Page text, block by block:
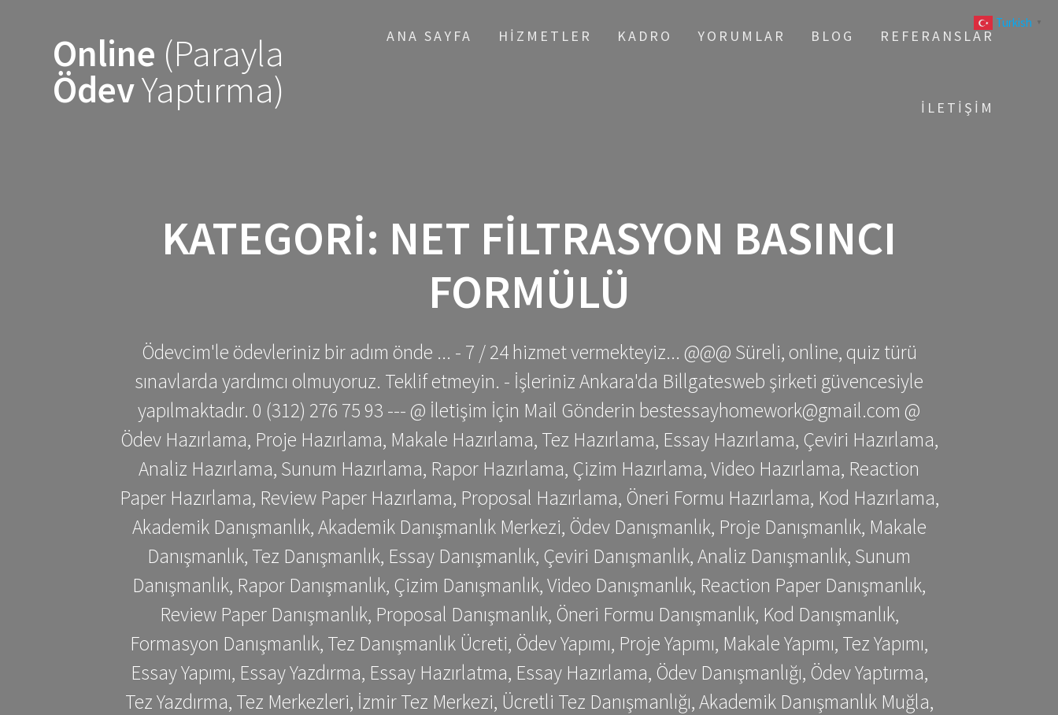
Online (Parayla
ÖdevYaptırma)
ANA SAYFA HIZMETLER KADRO YORUMLAR BLOG REFERANSLAR
İLETIŞIM
KATEGORI: NET FILTRASYON BASINCI
FORMÜLÜ
Ödevcim'le ödevleriniz bir adım önde ... - 7 / 24 hizmet vermekteyiz... @@@ Süreli, online, quiz türü
sınavlarda yardımcı olmuyoruz. Teklif etmeyin. - İşleriniz Ankara'da Billgatesweb şirketi güvencesiyle
yapılmaktadır. 0 (312) 276 75 93 --- @ İletişim İçin Mail Gönderin bestessayhomework@gmail.com @
Ödev Hazırlama, Proje Hazırlama, Makale Hazırlama, Tez Hazırlama, Essay Hazırlama, Çeviri Hazırlama,
Analiz Hazırlama, Sunum Hazırlama, Rapor Hazırlama, Çizim Hazırlama, Video Hazırlama, Reaction
Paper Hazırlama, Review Paper Hazırlama, Proposal Hazırlama, Öneri Formu Hazırlama, Kod Hazırlama,
Akademik Danışmanlık, Akademik Danışmanlık Merkezi, Ödev Danışmanlık, Proje Danışmanlık, Makale
Danışmanlık, Tez Danışmanlık, Essay Danışmanlık, Çeviri Danışmanlık, Analiz Danışmanlık, Sunum
Danışmanlık, Rapor Danışmanlık, Çizim Danışmanlık, Video Danışmanlık, Reaction Paper Danışmanlık,
Review Paper Danışmanlık, Proposal Danışmanlık, Öneri Formu Danışmanlık, Kod Danışmanlık,
Formasyon Danışmanlık, Tez Danışmanlık Ücreti, Ödev Yapımı, Proje Yapımı, Makale Yapımı, Tez Yapımı,
Essay Yapımı, Essay Yazdırma, Essay Hazırlatma, Essay Hazırlama, Ödev Danışmanlığı, Ödev Yaptırma,
Tez Yazdırma, Tez Merkezleri, İzmir Tez Merkezi, Ücretli Tez Danışmanlığı, Akademik Danışmanlık Muğla,
Turkish ▼